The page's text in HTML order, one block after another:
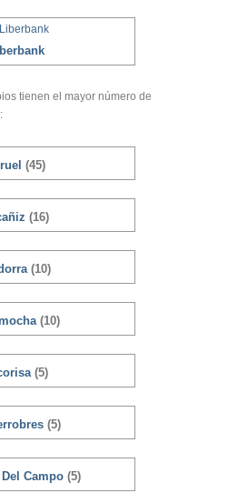
tienen el mayor número de
(45)
(16)
(10)
(10)
(5)
(5)
Campo (5)